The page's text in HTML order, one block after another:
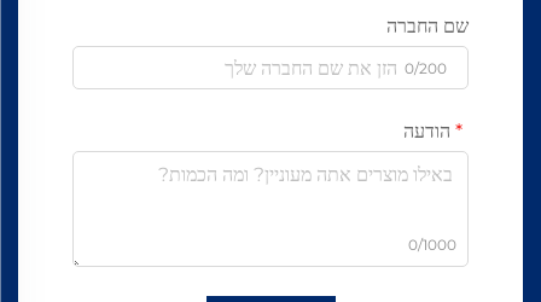
שם החברה
0/200
הודעה
0/1000